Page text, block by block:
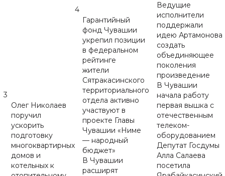
3
Олег Николаев
поручил
ускорить
подготовку
многоквартирных
домов и
котельных к
4
Гарантийный
фонд Чувашии
укрепил позиции
в федеральном
рейтинге
жители
Сятракасинского
территориального
отдела активно
участвуют в
проекте Главы
Чувашии «Ниме
— народный
бюджет»
В Чувашии
расширят
Ведущие
исполнители
поддержали
идею Артамонова
создать
объединяющее
поколения
произведение
В Чувашии
начала работу
первая вышка с
отечественным
телеком-
оборудованием
Депутат Госдумы
Алла Салаева
посетила